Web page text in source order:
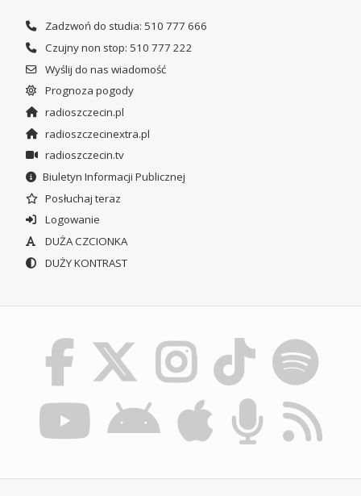
Zadzwoń do studia: 510 777 666
Czujny non stop: 510 777 222
Wyślij do nas wiadomość
Prognoza pogody
radioszczecin.pl
radioszczecinextra.pl
radioszczecin.tv
Biuletyn Informacji Publicznej
Posłuchaj teraz
Logowanie
DUŻA CZCIONKA
DUŻY KONTRAST